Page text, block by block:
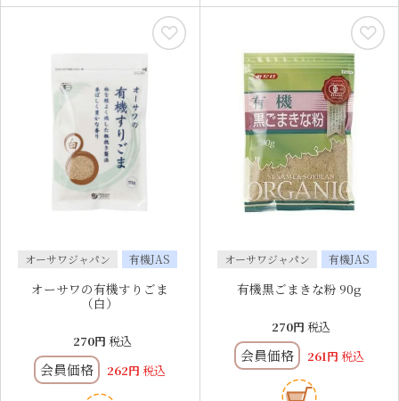
オーサワジャパン 有機JAS
オーサワの有機すりごま
（白）
270 税込
会員価格 262 税込
オーサワジャパン 有機JAS
有機黒ごまきな粉 90g
270 税込
会員価格 261 税込